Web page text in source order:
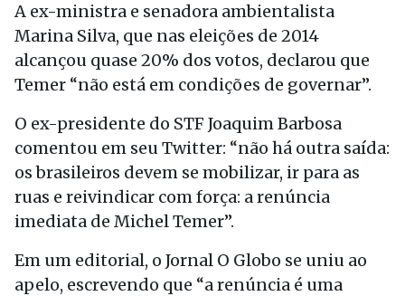
A ex-ministra e senadora ambientalista
Marina Silva, que nas eleições de 2014
alcançou quase 20% dos votos, declarou que
Temer “não está em condições de governar”.
O ex-presidente do STF Joaquim Barbosa
comentou em seu Twitter: “não há outra saída:
os brasileiros devem se mobilizar, ir para as
ruas e reivindicar com força: a renúncia
imediata de Michel Temer”.
Em um editorial, o Jornal O Globo se uniu ao
apelo, escrevendo que “a renúncia é uma